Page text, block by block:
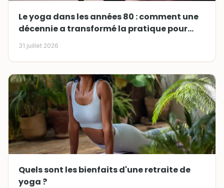
Le yoga dans les années 80 : comment une
décennie a transformé la pratique pour
toujours
31 juillet 2026
Quels sont les bienfaits d'une retraite de
yoga ?